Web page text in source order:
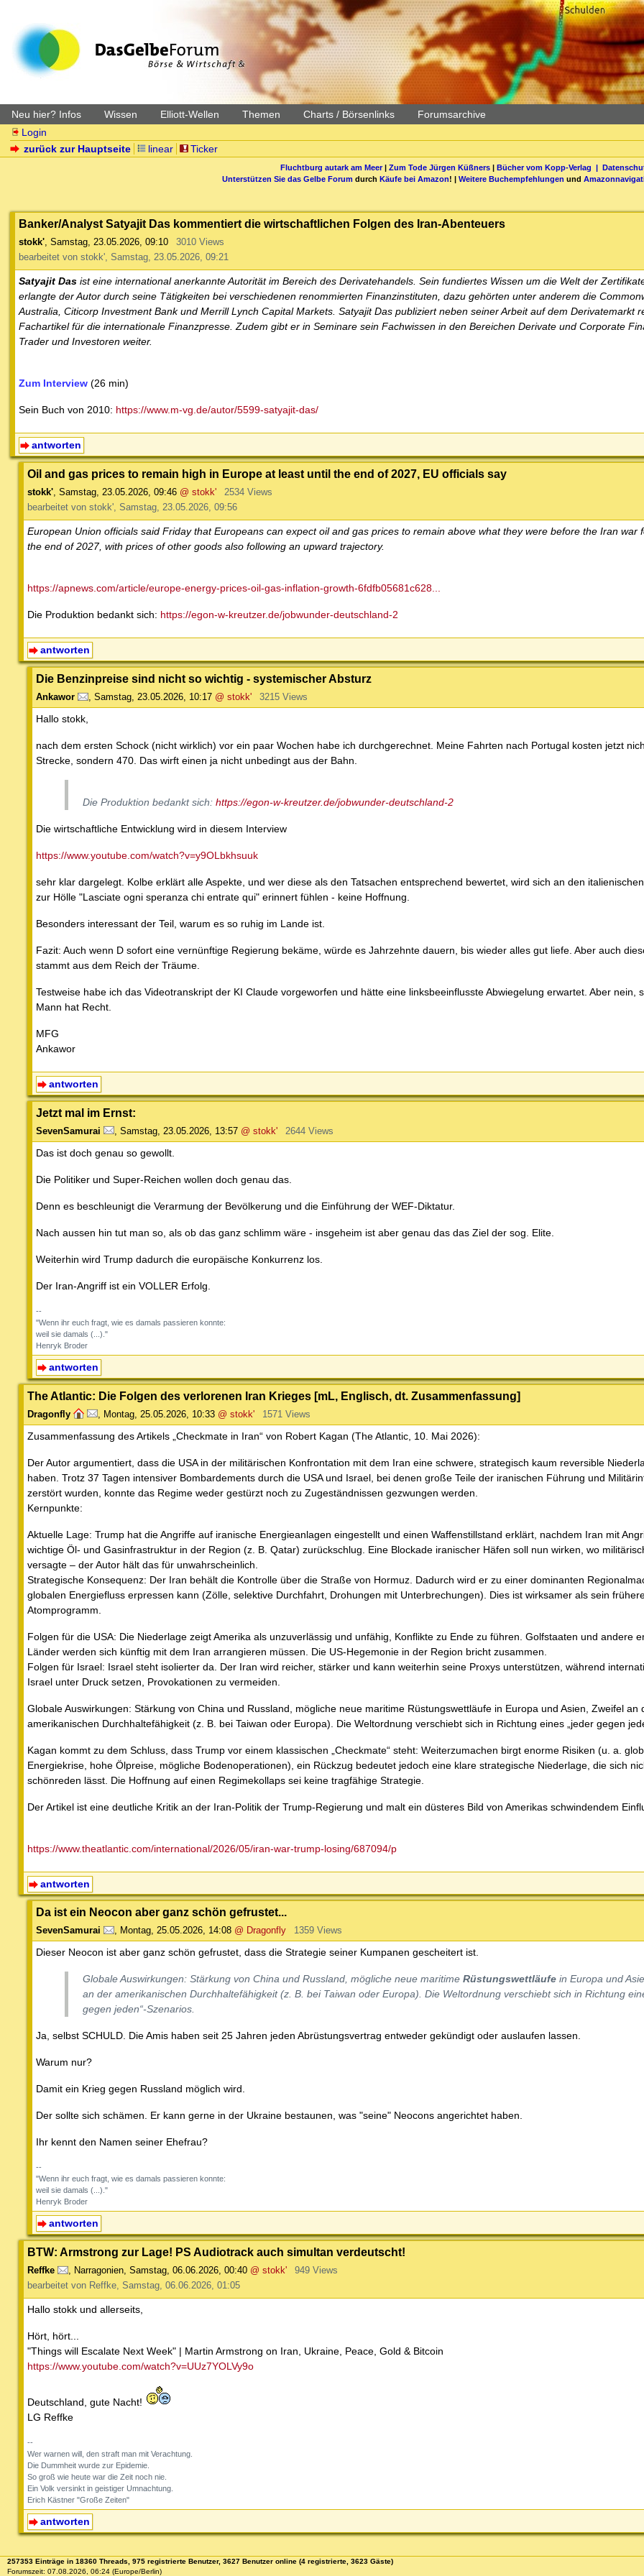
Neu hier? Infos Wissen Elliott-Wellen Themen Charts / Börsenlinks Forumsarchive
Login
zurück zur Hauptseite
linear Ticker
Fluchtburg autark am Meer| Zum Tode Jürgen Küßners| Bücher vom Kopp-Verlag |
Unterstützen Sie das Gelbe Forum durch Käufe bei Amazon! | Weitere Buchempfehlungen und
Banker/Analyst Satyajit Das kommentiert die wirtschaftlichen Folgen des Iran-Abenteuers
stokk', Samstag, 23.05.2026, 09:10
3010 Views
bearbeitet von stokk', Samstag, 23.05.2026, 09:21
Satyajit Das ist eine international anerkannte Autorität im Bereich des Derivatehandels. Sein fundiertes Wissen um die Welt der
erlangte der Autor durch seine Tätigkeiten bei verschiedenen renommierten Finanzinstituten, dazu gehörten unter anderem die
Australia, Citicorp Investment Bank und Merrill Lynch Capital Markets. Satyajit Das publiziert neben seiner Arbeit auf dem Derivatemarkt
Fachartikel für die internationale Finanzpresse. Zudem gibt er in Seminare sein Fachwissen in den Bereichen Derivate und Corporate
Trader und Investoren weiter.
Zum Interview (26 min)
Sein Buch von 2010: https://www.m-vg.de/autor/5599-satyajit-das/
antworten
Oil and gas prices to remain high in Europe at least until the end of 2027, EU officials say
stokk', Samstag, 23.05.2026, 09:46 @ stokk'
2534 Views
bearbeitet von stokk', Samstag, 23.05.2026, 09:56
European Union officials said Friday that Europeans can expect oil and gas prices to remain above what they were before the Iran war
the end of 2027, with prices of other goods also following an upward trajectory.
https://apnews.com/article/europe-energy-prices-oil-gas-inflation-growth-6fdfb05681c628...
Die Produktion bedankt sich: https://egon-w-kreutzer.de/jobwunder-deutschland-2
antworten
Die Benzinpreise sind nicht so wichtig - systemischer Absturz
Ankawor , Samstag, 23.05.2026, 10:17 @ stokk' 3215 Views
Hallo stokk,
nach dem ersten Schock (nicht wirklich) vor ein paar Wochen habe ich durchgerechnet. Meine Fahrten nach Portugal kosten jetzt
Strecke, sondern 470. Das wirft einen ja nicht unbedingt aus der Bahn.
Die Produktion bedankt sich: https://egon-w-kreutzer.de/jobwunder-deutschland-2
Die wirtschaftliche Entwicklung wird in diesem Interview
https://www.youtube.com/watch?v=y9OLbkhsuuk
sehr klar dargelegt. Kolbe erklärt alle Aspekte, und wer diese als den Tatsachen entsprechend bewertet, wird sich an den
zur Hölle "Lasciate ogni speranza chi entrate qui" erinnert fühlen - keine Hoffnung.
Besonders interessant der Teil, warum es so ruhig im Lande ist.
Fazit: Auch wenn D sofort eine vernünftige Regierung bekäme, würde es Jahrzehnte dauern, bis wieder alles gut liefe. Aber auch
stammt aus dem Reich der Träume.
Testweise habe ich das Videotranskript der KI Claude vorgeworfen und hätte eine linksbeeinflusste Abwiegelung erwartet. Aber nein,
Mann hat Recht.
MFG
Ankawor
antworten
Jetzt mal im Ernst:
SevenSamurai Samstag, 23.05.2026, 13:57 @ stokk' 2644 Views
Das ist doch genau so gewollt.
Die Politiker und Super-Reichen wollen doch genau das.
Denn es beschleunigt die Verarmung der Bevölkerung und die Einführung der WEF-Diktatur.
Nach aussen hin tut man so, als ob das ganz schlimm wäre - insgeheim ist aber genau das das Ziel der sog. Elite.
Weiterhin wird Trump dadurch die europäische Konkurrenz los.
Der Iran-Angriff ist ein VOLLER Erfolg.
--
"Wenn ihr euch fragt, wie es damals passieren konnte:
weil sie damals (...)."
Henryk Broder
antworten
The Atlantic: Die Folgen des verlorenen Iran Krieges [mL, Englisch, dt. Zusammenfassung]
Dragonfly Montag, 25.05.2026, 10:33 @ stokk' 1571 Views
Zusammenfassung des Artikels „Checkmate in Iran“ von Robert Kagan (The Atlantic, 10. Mai 2026):
Der Autor argumentiert, dass die USA in der militärischen Konfrontation mit dem Iran eine schwere, strategisch kaum reversible
haben. Trotz 37 Tagen intensiver Bombardements durch die USA und Israel, bei denen große Teile der iranischen Führung und
zerstört wurden, konnte das Regime weder gestürzt noch zu Zugeständnissen gezwungen werden.
Kernpunkte:
Aktuelle Lage: Trump hat die Angriffe auf iranische Energieanlagen eingestellt und einen Waffenstillstand erklärt, nachdem Iran mit
wichtige Öl- und Gasinfrastruktur in der Region (z. B. Qatar) zurückschlug. Eine Blockade iranischer Häfen soll nun wirken, wo
versagte – der Autor hält das für unwahrscheinlich.
Strategische Konsequenz: Der Iran behält die Kontrolle über die Straße von Hormuz. Dadurch wird er zu einer dominanten
globalen Energiefluss erpressen kann (Zölle, selektive Durchfahrt, Drohungen mit Unterbrechungen). Dies ist wirksamer als sein
Atomprogramm.
Folgen für die USA: Die Niederlage zeigt Amerika als unzuverlässig und unfähig, Konflikte zu Ende zu führen. Golfstaaten und andere
Länder werden sich künftig mit dem Iran arrangieren müssen. Die US-Hegemonie in der Region bricht zusammen.
Folgen für Israel: Israel steht isolierter da. Der Iran wird reicher, stärker und kann weiterhin seine Proxys unterstützen, während
Israel unter Druck setzen, Provokationen zu vermeiden.
Globale Auswirkungen: Stärkung von China und Russland, mögliche neue maritime Rüstungswettläufe in Europa und Asien, Zweifel an
amerikanischen Durchhaltefähigkeit (z. B. bei Taiwan oder Europa). Die Weltordnung verschiebt sich in Richtung eines „jeder gegen
Kagan kommt zu dem Schluss, dass Trump vor einem klassischen „Checkmate“ steht: Weiterzumachen birgt enorme Risiken (u. a.
Energiekrise, hohe Ölpreise, mögliche Bodenoperationen), ein Rückzug bedeutet jedoch eine klare strategische Niederlage, die sich
schönreden lässt. Die Hoffnung auf einen Regimekollaps sei keine tragfähige Strategie.
Der Artikel ist eine deutliche Kritik an der Iran-Politik der Trump-Regierung und malt ein düsteres Bild von Amerikas schwindendem
https://www.theatlantic.com/international/2026/05/iran-war-trump-losing/687094/p
antworten
Da ist ein Neocon aber ganz schön gefrustet...
SevenSamurai , Montag, 25.05.2026, 14:08 @ Dragonfly 1359 Views
Dieser Neocon ist aber ganz schön gefrustet, dass die Strategie seiner Kumpanen gescheitert ist.
Globale Auswirkungen: Stärkung von China und Russland, mögliche neue maritime Rüstungswettläufe in Europa und
an der amerikanischen Durchhaltefähigkeit (z. B. bei Taiwan oder Europa). Die Weltordnung verschiebt sich in Richtung
gegen jeden“-Szenarios.
Ja, selbst SCHULD. Die Amis haben seit 25 Jahren jeden Abrüstungsvertrag entweder gekündigt oder auslaufen lassen.
Warum nur?
Damit ein Krieg gegen Russland möglich wird.
Der sollte sich schämen. Er kann gerne in der Ukraine bestaunen, was "seine" Neocons angerichtet haben.
Ihr kennt den Namen seiner Ehefrau?
--
"Wenn ihr euch fragt, wie es damals passieren konnte:
weil sie damals (...)."
Henryk Broder
antworten
BTW: Armstrong zur Lage! PS Audiotrack auch simultan verdeutscht!
Reffke , Narragonien, Samstag, 06.06.2026, 00:40 @ stokk'
949 Views
bearbeitet von Reffke, Samstag, 06.06.2026, 01:05
Hallo stokk und allerseits,
Hört, hört...
"Things will Escalate Next Week" | Martin Armstrong on Iran, Ukraine, Peace, Gold & Bitcoin
https://www.youtube.com/watch?v=UUz7YOLVy9o
Deutschland, gute Nacht!
LG Reffke
--
Wer warnen will, den straft man mit Verachtung.
Die Dummheit wurde zur Epidemie.
So groß wie heute war die Zeit noch nie.
Ein Volk versinkt in geistiger Umnachtung.
Erich Kästner "Große Zeiten"
antworten
257353 Einträge in 18360 Threads, 975 registrierte Benutzer, 3627 Benutzer online (4 registrierte, 3623 Gäste)
Forumszeit: 07.08.2026, 06:24 (Europe/Berlin)